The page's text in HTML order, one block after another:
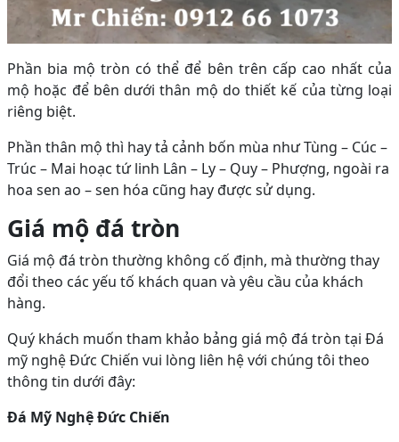
Phần bia mộ tròn có thể để bên trên cấp cao nhất của
mộ hoặc để bên dưới thân mộ do thiết kế của từng loại
riêng biệt.
Phần thân mộ thì hay tả cảnh bốn mùa như Tùng – Cúc –
Trúc – Mai hoạc tứ linh Lân – Ly – Quy – Phượng, ngoài ra
hoa sen ao – sen hóa cũng hay được sử dụng.
Giá mộ đá tròn
Giá mộ đá tròn thường không cố định, mà thường thay
đổi theo các yếu tố khách quan và yêu cầu của khách
hàng.
Quý khách muốn tham khảo bảng giá mộ đá tròn tại Đá
mỹ nghệ Đức Chiến vui lòng liên hệ với chúng tôi theo
thông tin dưới đây:
Đá Mỹ Nghệ Đức Chiến